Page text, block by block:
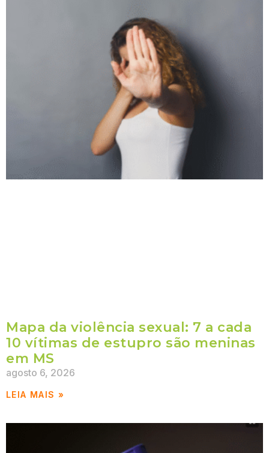
Mapa da violência sexual: 7 a cada
10 vítimas de estupro são meninas
em MS
agosto 6, 2026
LEIA MAIS »